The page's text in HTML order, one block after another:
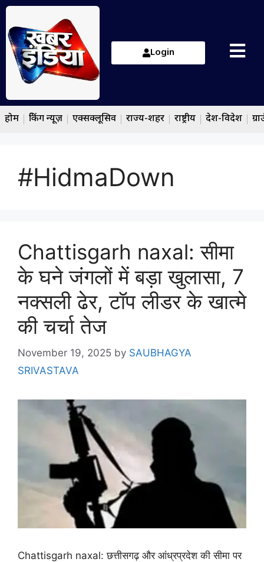
Login
होम ब्रेकिंग न्यूज़ एक्सक्लूसिव राज्य-शहर राष्ट्रीय देश-विदेश
#HidmaDown
Chattisgarh naxal: सीमा
के घने जंगलों में बड़ा खुलासा, 7
नक्सली ढेर, टॉप लीडर के खात्मे
की चर्चा तेज
November 19, 2025 by SAUBHAGYA
SRIVASTAVA
Chattisgarh naxal: छत्तीसगढ़ और आंध्रप्रदेश की सीमा पर